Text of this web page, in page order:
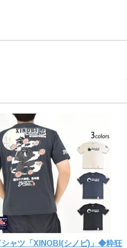
ャツ「XINOBI(シノビ)」◆粋狂